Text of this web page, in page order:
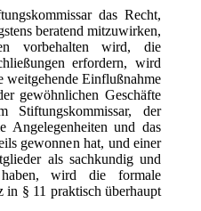
das Recht,
beratend mitzuwirken,
vorbehalten wird, die
erfordern, wird
weitgehende Einflußnahme
gewöhnlichen Geschäfte
Stiftungskommissar, der
Angelegenheiten und das
gewonnen hat, und einer
als sachkundig und
wird die formale
in § 11 praktisch überhaupt